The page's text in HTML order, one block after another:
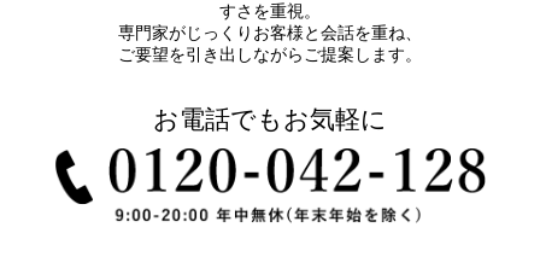
すさを重視。
専門家がじっくりお客様と会話を重ね、
ご要望を引き出しながらご提案します。
お電話でもお気軽に